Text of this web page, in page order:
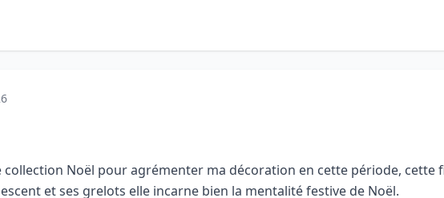
collection Noël pour agrémenter ma décoration en cette période,
et ses grelots elle incarne bien la mentalité festive de Noël.